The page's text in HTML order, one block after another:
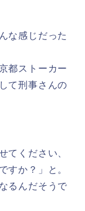
な感じだった
都ストーカー
て刑事さんの
てください、
すか？」と。
るんだそうで